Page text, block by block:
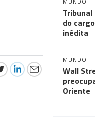
do
inédita
MUNDO
Wall
Oriente